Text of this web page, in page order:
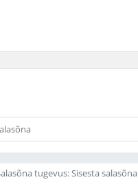
tugevus: Sisesta salasõna